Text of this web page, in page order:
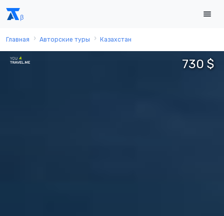
Главная Авторские туры Казахстан
730 $